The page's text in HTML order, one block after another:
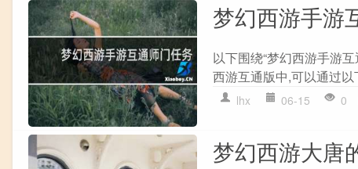
梦幻西游手游
以下围绕“梦幻西游手游
西游互通版中,可以通过
lhx 06-15 0
梦幻西游大唐